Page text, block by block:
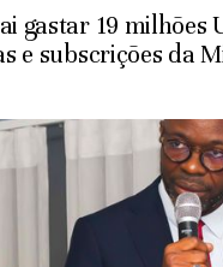
gastar 19 milhões
e subscrições da